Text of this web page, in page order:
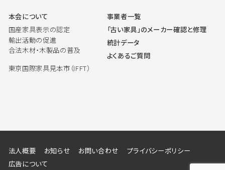
本会について
国産家具表示の認定
輸出活動の促進
合法木材・木製品の普及
東京国際家具見本市（IFFT）
事業者一覧
「古い家具」のメーカー確認と修理
統計データ
よくあるご質問
法人概要 お知らせ お問い合わせ
プライバシーポリシー
広告について